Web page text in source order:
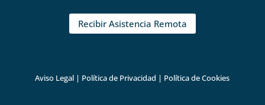
Recibir Asistencia Remota
Aviso Legal | Política de Privacidad | Política de Cookies